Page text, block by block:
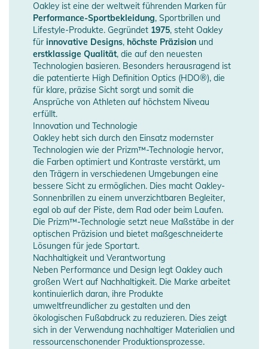
Oakley ist eine der weltweit führenden Marken für
Performance-Sportbekleidung, Sportbrillen und
Lifestyle-Produkte. Gegründet 1975, steht Oakley
für innovative Designs, höchste Präzision und
erstklassige Qualität, die auf den neuesten
Technologien basieren. Besonders herausragend ist
die patentierte High Definition Optics (HDO®), die
für klare, präzise Sicht sorgt und somit die
Ansprüche von Athleten auf höchstem Niveau
erfüllt.
Innovation und Technologie
Oakley hebt sich durch den Einsatz modernster
Technologien wie der Prizm™-Technologie hervor,
die Farben optimiert und Kontraste verstärkt, um
den Trägern in verschiedenen Umgebungen eine
bessere Sicht zu ermöglichen. Dies macht Oakley-
Sonnenbrillen zu einem unverzichtbaren Begleiter,
egal ob auf der Piste, dem Rad oder beim Laufen.
Die Prizm™-Technologie setzt neue Maßstäbe in der
optischen Präzision und bietet maßgeschneiderte
Lösungen für jede Sportart.
Nachhaltigkeit und Verantwortung
Neben Performance und Design legt Oakley auch
großen Wert auf Nachhaltigkeit. Die Marke arbeitet
kontinuierlich daran, ihre Produkte
umweltfreundlicher zu gestalten und den
ökologischen Fußabdruck zu reduzieren. Dies zeigt
sich in der Verwendung nachhaltiger Materialien und
ressourcenschonender Produktionsprozesse.